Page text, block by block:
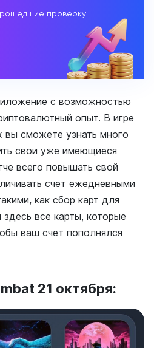
проверку
с возможностью
опыт. В игре
вы сможете узнать много
свои уже имеющиеся
всего повышать свой
счет ежедневными
как сбор карт для
все карты, которые
ваш счет пополнялся
21 октября: